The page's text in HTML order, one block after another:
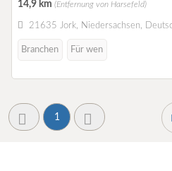
14,9 km (Entfernung von Harsefeld)
21635 Jork, Niedersachsen,
Branchen Für wen
1